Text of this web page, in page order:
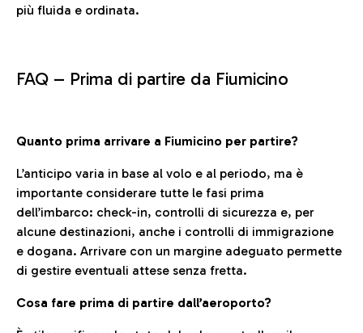
più fluida e ordinata.
FAQ – Prima di partire da Fiumicino
Quanto prima arrivare a Fiumicino per partire?
L’anticipo varia in base al volo e al periodo, ma è
importante considerare tutte le fasi prima
dell’imbarco: check-in, controlli di sicurezza e, per
alcune destinazioni, anche i controlli di immigrazione
e dogana. Arrivare con un margine adeguato permette
di gestire eventuali attese senza fretta.
Cosa fare prima di partire dall’aeroporto?